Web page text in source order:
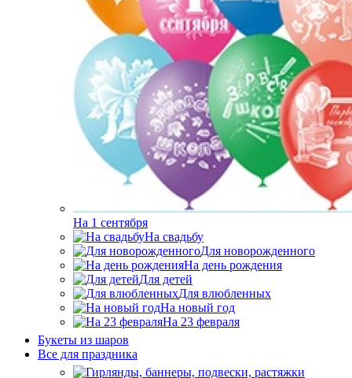
На 1 сентября
На свадьбу
Для новорожденного
На день рождения
Для детей
Для влюбленных
На новый год
На 23 февраля
Букеты из шаров
Bсе для праздника